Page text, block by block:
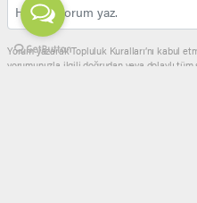
Yorum yazarak Topluluk Kuralları’nı kabul
yorumunuzla ilgili doğrudan veya dolaylı tüm